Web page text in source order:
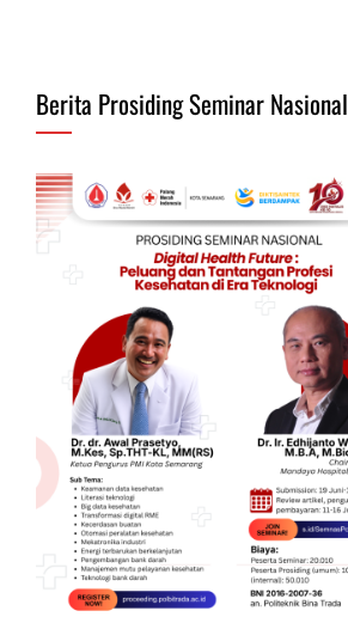
Berita Prosiding Seminar Nasional